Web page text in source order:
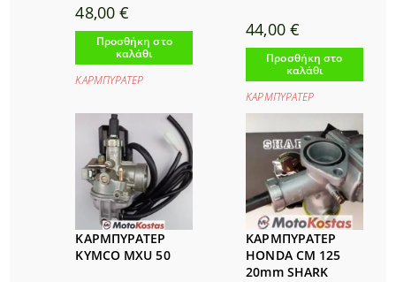
48,00€
Προσθήκη στο
καλάθι
ΚΑΡΜΠΥΡΑΤΕΡ
44,00 €
Προσθήκη στο
καλάθι
ΚΑΡΜΠΥΡΑΤΕΡ
ΚΑΡΜΠΥΡΑΤΕΡ
KYMCO MXU 50
ΚΑΡΜΠΥΡΑΤΕΡ
HONDA CM 125
20mm SHARK